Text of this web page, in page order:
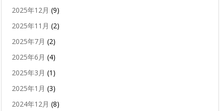
2025年12月 (9)
2025年11月 (2)
2025年7月 (2)
2025年6月 (4)
2025年3月 (1)
2025年1月 (3)
2024年12月 (8)